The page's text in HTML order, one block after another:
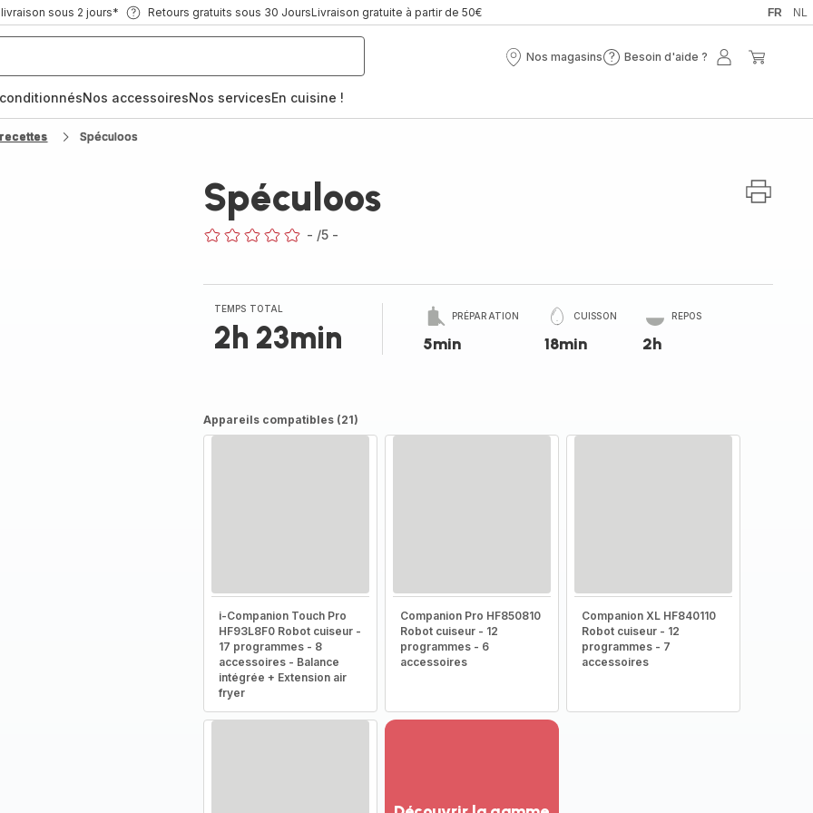
sous 2 jours* Retours gratuits sous 30 JoursLivraison gratuite à partir de 50€ FR NL
Nos magasins
Nos
Besoin d'aide ?
Besoin
Mon
Nos accessoiresNos servicesEn cuisine !
Spéculoos
Spéculoos
- /5 -
TEMPS TOTAL
2h 23min
PRÉPARATION
5min
CUISSON
18min
REPOS
2h
Appareils compatibles (21)
i-Companion Touch Pro
HF93L8F0 Robot cuiseur -
17 programmes - 8
accessoires - Balance
intégrée + Extension air
fryer
Companion Pro HF850810
Robot cuiseur - 12
programmes - 6
accessoires
Companion XL HF840110
Robot cuiseur - 12
programmes - 7
accessoires